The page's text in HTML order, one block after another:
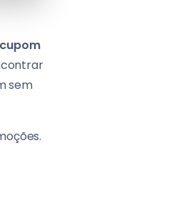
cupom
sem